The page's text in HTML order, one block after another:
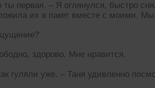
первая. – Я оглянулся, быстро
их в пакет вместе с моими.
здорово. Мне нравится.
гуляли уже. – Таня удивленно